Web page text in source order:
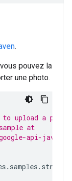
.
pouvez la
une photo.
to upload a
at
api-java-
. samples .